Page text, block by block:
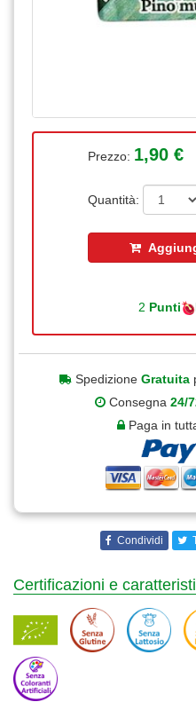
Prezzo: 1,90 €
Quantità:
2 Punti
Spedizione Gratuita
Consegna 24/
Paga in
Condividi
Certificazioni e